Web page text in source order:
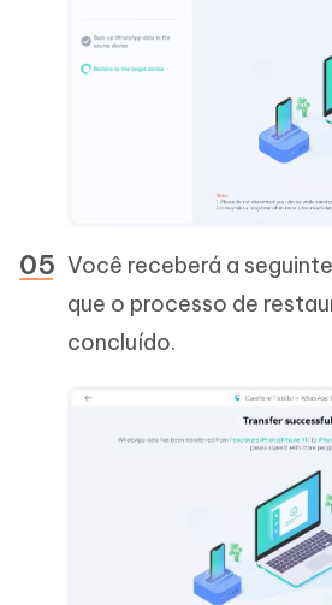
Você receberá a
que o processo de
concluído.